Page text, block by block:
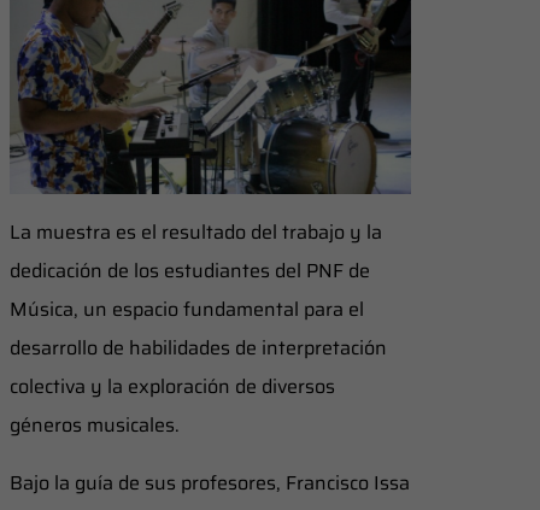
La muestra es el resultado del trabajo y la
dedicación de los estudiantes del PNF de
Música, un espacio fundamental para el
desarrollo de habilidades de interpretación
colectiva y la exploración de diversos
géneros musicales.
Bajo la guía de sus profesores, Francisco Issa